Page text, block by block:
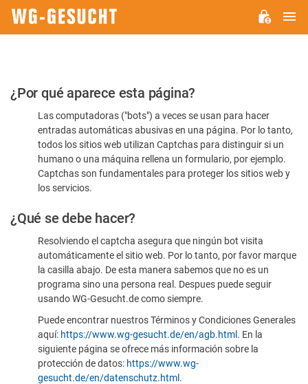
Por
favor,
confirme
humano
¿Por qué aparece esta página?
Las computadoras ("bots") a veces se usan para hacer
entradas automáticas abusivas en una página. Por lo tanto,
todos los sitios web utilizan Captchas para distinguir si un
humano o una máquina rellena un formulario, por ejemplo.
Captchas son fundamentales para proteger los sitios web y
los servicios.
¿Qué se debe hacer?
Resolviendo el captcha asegura que ningún bot visita
automáticamente el sitio web. Por lo tanto, por favor marque
la casilla abajo. De esta manera sabemos que no es un
programa sino una persona real. Despues puede seguir
usando WG-Gesucht.de como siempre.
Puede encontrar nuestros Términos y Condiciones Generales
aquí: https://www.wg-gesucht.de/en/agb.html . En la
siguiente página se ofrece más información sobre la
protección de datos: https://www.wg-
gesucht.de/en/datenschutz.html .